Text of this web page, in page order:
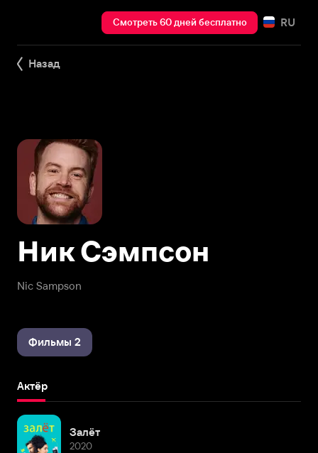
Смотреть 60 дней бесплатно RU
Назад
Nic Sampson
Ник Сэмпсон
Фильмы 2
Актёр
Залёт
2020